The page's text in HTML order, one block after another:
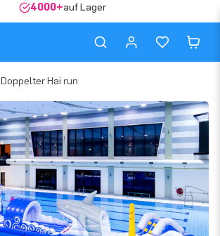
4000+auf Lager
Doppelter Hai run